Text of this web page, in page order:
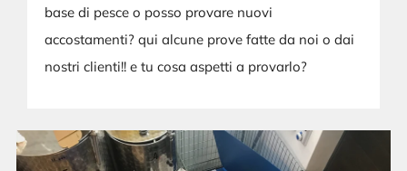
base di pesce o posso provare nuovi
accostamenti? qui alcune prove fatte da noi o dai
nostri clienti!! e tu cosa aspetti a provarlo?